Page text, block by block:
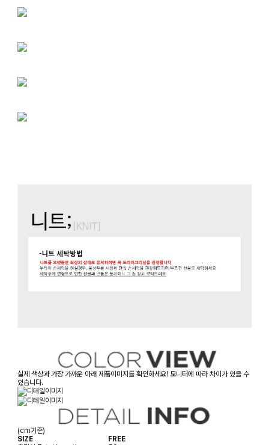
실제 색상과 가장 가까운 아래 제품이미지를 확인하세요! 모니터에 따라 차이가 있을 수
있습니다.
(cm기준)
SIZE
FREE